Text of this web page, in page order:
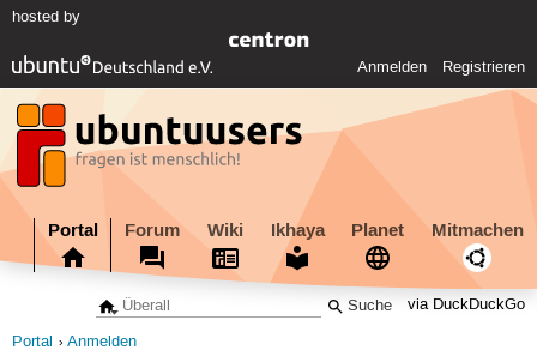
hosted by
Anmelden Registrieren
Portal Forum Wiki Ikhaya Planet Mitmachen
via DuckDuckGo
Portal Anmelden